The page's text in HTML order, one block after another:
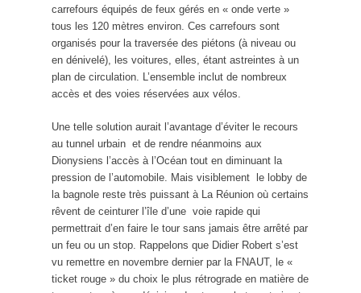
carrefours équipés de feux gérés en « onde verte »
tous les 120 mètres environ. Ces carrefours sont
organisés pour la traversée des piétons (à niveau ou
en dénivelé), les voitures, elles, étant astreintes à un
plan de circulation. L’ensemble inclut de nombreux
accès et des voies réservées aux vélos.
Une telle solution aurait l’avantage d’éviter le recours
au tunnel urbain et de rendre néanmoins aux
Dionysiens l’accès à l’Océan tout en diminuant la
pression de l’automobile. Mais visiblement le lobby de
la bagnole reste très puissant à La Réunion où certains
rêvent de ceinturer l’île d’une voie rapide qui
permettrait d’en faire le tour sans jamais être arrêté par
un feu ou un stop. Rappelons que Didier Robert s’est
vu remettre en novembre dernier par la FNAUT, le «
ticket rouge » du choix le plus rétrograde en matière de